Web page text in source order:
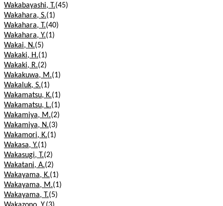
Wakabayashi, T.(45)
Wakahara, S.(1)
Wakahara, T.(40)
Wakahara, Y.(1)
Wakai, N.(5)
Wakaki, H.(1)
Wakaki, R.(2)
Wakakuwa, M.(1)
Wakaluk, S.(1)
Wakamatsu, K.(1)
Wakamatsu, L.(1)
Wakamiya, M.(2)
Wakamiya, N.(3)
Wakamori, K.(1)
Wakasa, Y.(1)
Wakasugi, T.(2)
Wakatani, A.(2)
Wakayama, K.(1)
Wakayama, M.(1)
Wakayama, T.(5)